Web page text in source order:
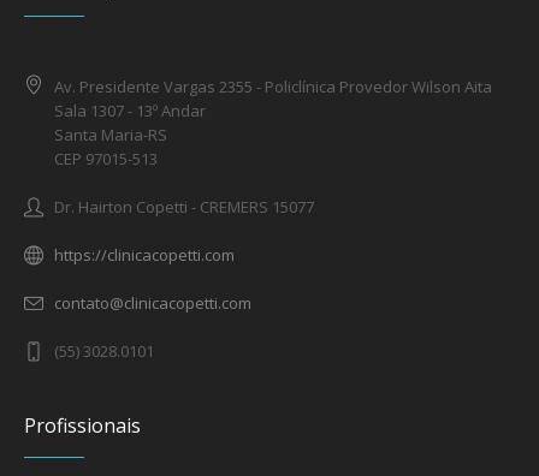
Av. Presidente Vargas 2355 - Policlínica Provedor Wilson Aita
Sala 1307 - 13º Andar
Santa Maria-RS
CEP 97015-513
Dr. Hairton Copetti - CREMERS 15077
https://clinicacopetti.com
contato@clinicacopetti.com
(55) 3028.0101
Profissionais